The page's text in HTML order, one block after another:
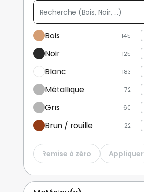
Afficher plus
Recherche
(Bois,
Noir,
...)
Bois 145
Noir 125
Blanc 183
Métallique 72
Gris 60
Brun / rouille 22
Or / laiton 9
Beige 7
Multicolore 2
Remise à zéro Appliquer